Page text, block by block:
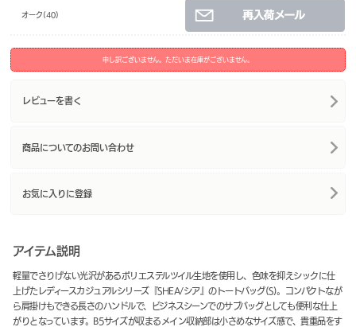
オーク(40)
申し訳ございません。ただいま在庫がございません。
レビューを書く
商品についてのお問い合わせ
お気に入りに登録
アイテム説明
軽量でさりげない光沢があるポリエステルツイル生地を使用し、色味を抑えシックに仕
上げたレディースカジュアルシリーズ『SHEA/シア』のトートバッグ(S)。コンパクトなが
ら肩掛けもできる長さのハンドルで、ビジネスシーンでのサブバッグとしても便利な仕上
がりとなっています。B5サイズが収まるメイン収納部は小さめなサイズ感で、貴重品をす